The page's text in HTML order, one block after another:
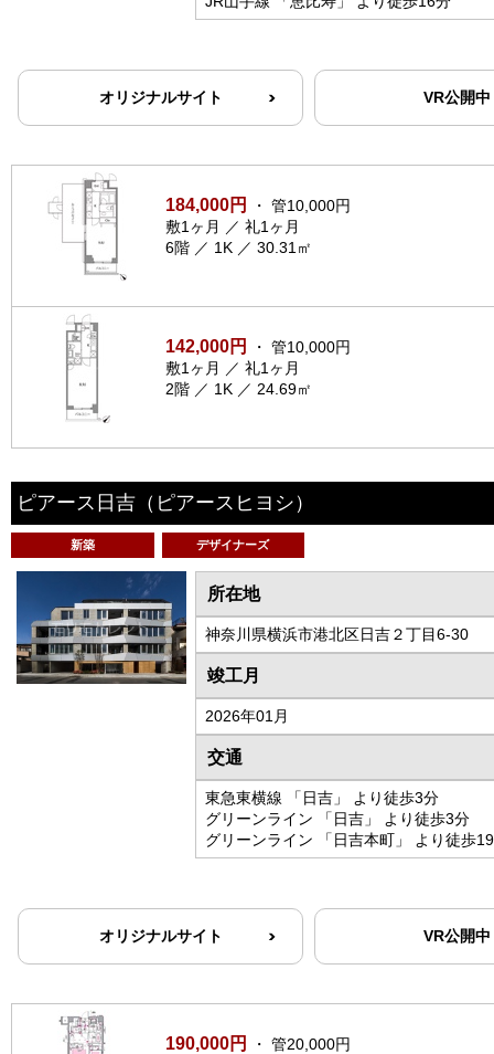
オリジナルサイト VR公開中
184,000円
・ 管10,000円
敷1ヶ月 ／ 礼1ヶ月
6階 ／ 1K ／ 30.31㎡
142,000円
・ 管10,000円
敷1ヶ月 ／ 礼1ヶ月
2階 ／ 1K ／ 24.69㎡
ピアース日吉 （ピアースヒヨシ）
新築 デザイナーズ
所在地
神奈川県横浜市港北区日吉２丁目6-30
竣工月
2026年01月
交通
東急東横線 「日吉」 より徒歩3分
グリーンライン 「日吉」 より徒歩3分
グリーンライン 「日吉本町」 より徒歩
オリジナルサイト VR公開中
190,000円
・ 管20,000円